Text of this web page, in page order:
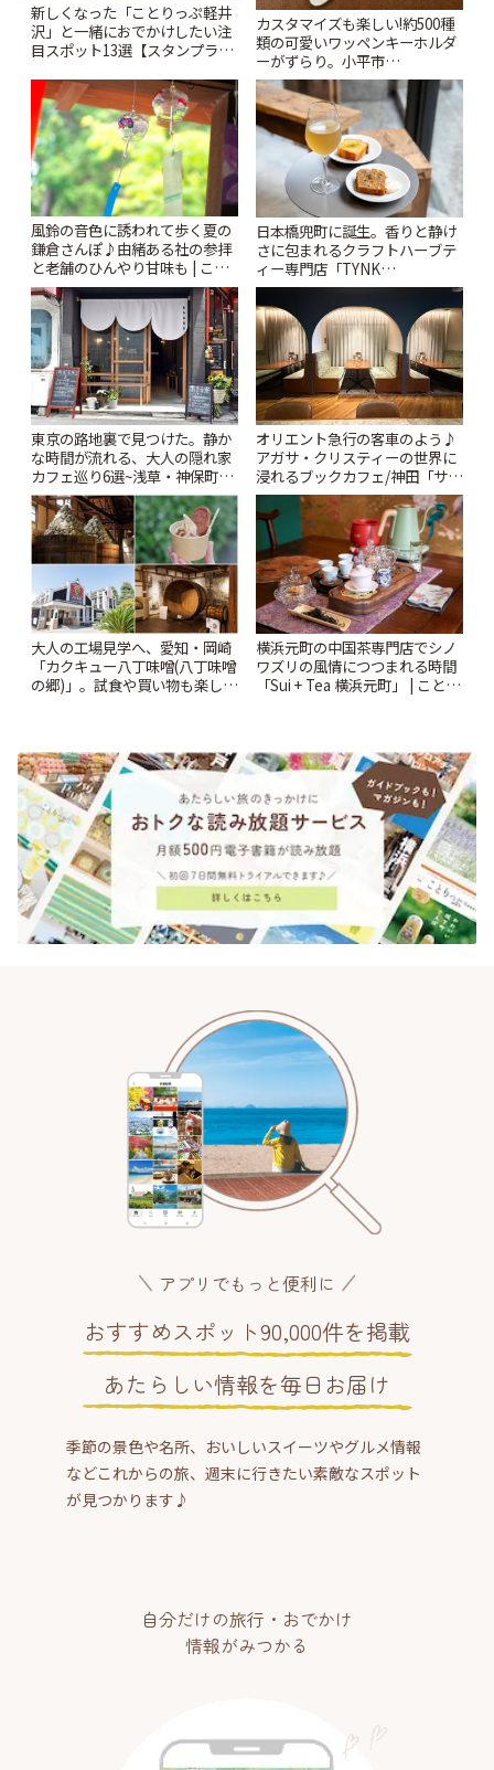
新しくなった「ことりっぷ軽井
沢」と一緒におでかけしたい注
目スポット13選【スタンプラリ
カスタマイズも楽しい!約500種
類の可愛いワッペンキーホルダ
ーがずらり。小平市
「Kimamaya T&K」 | ことりっ
ぷ
風鈴の音色に誘われて歩く夏の
鎌倉さんぽ♪由緒ある社の参拝
と老舗のひんやり甘味も | こと
りっぷ
日本橋兜町に誕生。香りと静け
さに包まれるクラフトハーブテ
ィー専門店「TYNK
Kabutocho」 | ことりっぷ
東京の路地裏で見つけた。静か
な時間が流れる、大人の隠れ家
カフェ巡り6選~浅草・神保町・
千駄木ほか~ | ことりっぷ
オリエント急行の客車のよう♪
アガサ・クリスティーの世界に
浸れるブックカフェ/神田「サロ
ンクリスティ」 | ことりっぷ
大人の工場見学へ、愛知・岡崎
「カクキュー八丁味噌(八丁味噌
の郷)」。試食や買い物も楽しみ
横浜元町の中国茶専門店でシノ
ワズリの風情につつまれる時間
「Sui + Tea 横浜元町」 | ことり
アプリでもっと便利に
おすすめスポット90,000件を掲載
あたらしい情報を毎日お届け
季節の景色や名所、おいしいスイーツやグルメ情報
などこれからの旅、週末に行きたい素敵なスポット
が見つかります♪
自分だけの旅行・おでかけ
情報がみつかる